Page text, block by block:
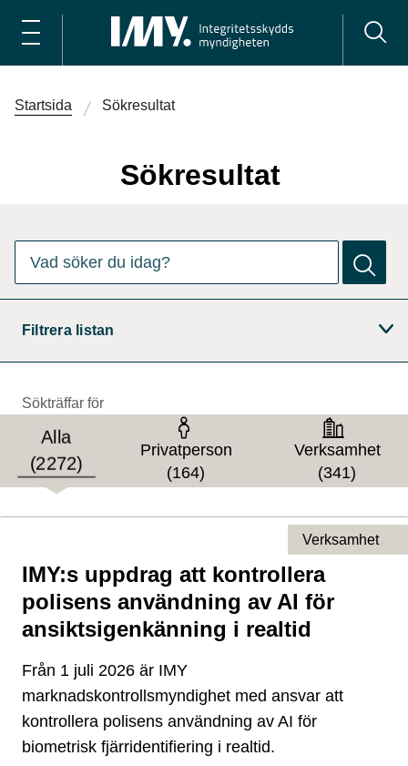
Startsida Sökresultat
Sökresultat
förslag. Använd piltangenterna för att navigera
Filtrera listan
Sökträffar för
Alla
(2272)
Privatperson
(164)
Verksamhet
(341)
IMY:s uppdrag att kontrollera
polisens användning av AI för
ansiktsigenkänning i realtid
Typ av sida
Verksamhet
Från 1 juli 2026 är IMY
marknadskontrollsmyndighet med ansvar att
kontrollera polisens användning av AI för
biometrisk fjärridentifiering i realtid.